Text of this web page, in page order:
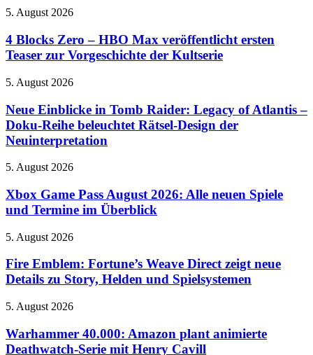
an
Switch
Spiele
sind
Stand
4
Zero
–
HBO
veröffentlicht
Teaser
zur
Vorgeschichte
Kultserie
5. August 2026
4 Blocks Zero – HBO Max veröffentlicht ersten
Teaser zur Vorgeschichte der Kultserie
Neue
in
Tomb
Raider:
Legacy
Atlantis
Doku-
Reihe
Rätsel-
Design
der
Neuinterpretation
5. August 2026
Neue Einblicke in Tomb Raider: Legacy of Atlantis –
Doku-Reihe beleuchtet Rätsel-Design der
Neuinterpretation
Xbox
Pass
August
2026:
neuen
und
Termine
Überblick
5. August 2026
Xbox Game Pass August 2026: Alle neuen Spiele
und Termine im Überblick
Fire
Fortune’s
Weave
Direct
neue
zu
Story,
5. August 2026
Fire Emblem: Fortune’s Weave Direct zeigt neue
Details zu Story, Helden und Spielsystemen
Warhammer
Amazon
plant
5. August 2026
Warhammer 40.000: Amazon plant animierte
Deathwatch-Serie mit Henry Cavill